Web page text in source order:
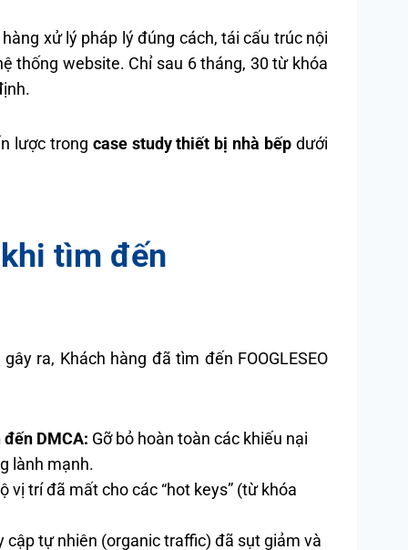
xử lý pháp lý đúng cách, tái cấu trúc nội
thống website. Chỉ sau 6 tháng, 30 từ khóa
lược trong case study thiết bị nhà bếp dưới
tìm đến
gây ra, Khách hàng đã tìm đến FOOGLESEO
DMCA: Gỡ bỏ hoàn toàn các khiếu nại
lành mạnh.
vị trí đã mất cho các “hot keys” (từ khóa
cập tự nhiên (organic traffic) đã sụt giảm và